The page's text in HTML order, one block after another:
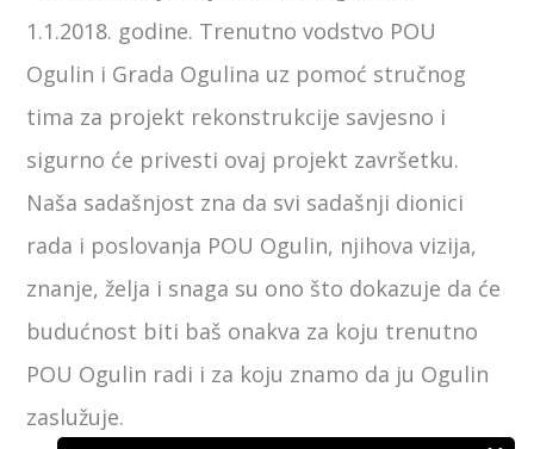
1.1.2018. godine. Trenutno vodstvo POU
Ogulin i Grada Ogulina uz pomoć stručnog
tima za projekt rekonstrukcije savjesno i
sigurno će privesti ovaj projekt završetku.
Naša sadašnjost zna da svi sadašnji dionici
rada i poslovanja POU Ogulin, njihova vizija,
znanje, želja i snaga su ono što dokazuje da će
budućnost biti baš onakva za koju trenutno
POU Ogulin radi i za koju znamo da ju Ogulin
zaslužuje.